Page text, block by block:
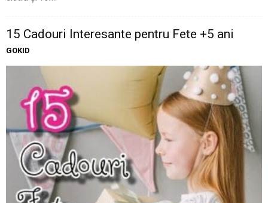
15 Cadouri Interesante pentru Fete +5 ani
GOKID